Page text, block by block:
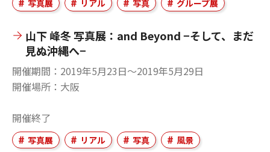
写真展 リアル 写真 グループ展
山下 峰冬 写真展：and Beyond −そして、まだ
見ぬ沖縄へ−
開催期間
2019年5月23日〜2019年5月29日
開催場所
大阪
開催終了
写真展 リアル 写真 風景